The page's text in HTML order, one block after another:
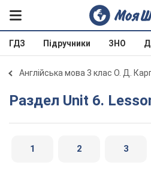
ГДЗ Підручники ЗНО
Англійська мова 3 клас О. Д.
Раздел Unit 6.
1 2 3